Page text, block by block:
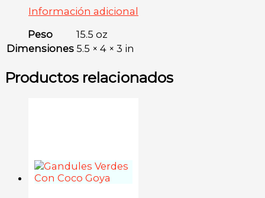
Información adicional
Peso
15.5 oz
Dimensiones 5.5 × 4 × 3 in
Productos relacionados